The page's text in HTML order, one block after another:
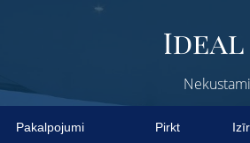
Pakalpojumi Pirkt